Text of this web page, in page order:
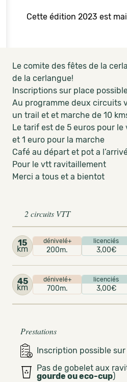
Cette édition 2023 est
Le comite des fêtes de la
de la cerlangue!
Inscriptions sur place
Au programme deux circuits
un trail et et marche de 10
Le tarif est de 5 euros pour
et 1 euro pour la marche
Café au départ et pot a
Pour le vtt ravitaillement
Merci a tous et a bientot
2 circuits VTT
15
km
dénivelé+
200m.
licenciés
3,00€
45
km
dénivelé+
700m.
licenciés
3,00€
Prestations
Inscription possible
Pas de gobelet aux
gourde ou eco-cup)